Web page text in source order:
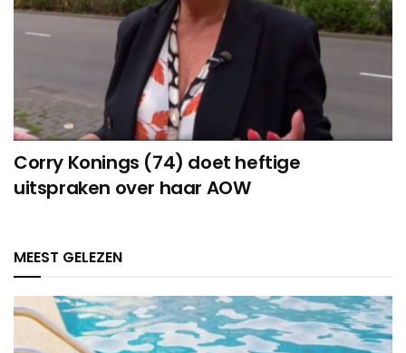
Corry Konings (74) doet heftige
uitspraken over haar AOW
MEEST GELEZEN